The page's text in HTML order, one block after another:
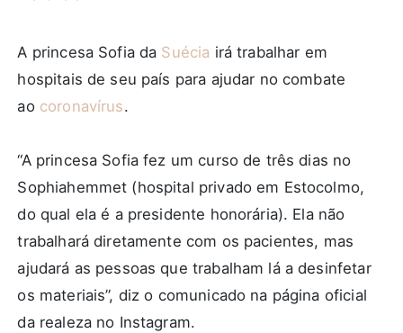
A princesa Sofia da Suécia irá trabalhar em
hospitais de seu país para ajudar no combate
ao coronavírus.
“A princesa Sofia fez um curso de três dias no
Sophiahemmet (hospital privado em Estocolmo,
do qual ela é a presidente honorária). Ela não
trabalhará diretamente com os pacientes, mas
ajudará as pessoas que trabalham lá a desinfetar
os materiais”, diz o comunicado na página oficial
da realeza no Instagram.